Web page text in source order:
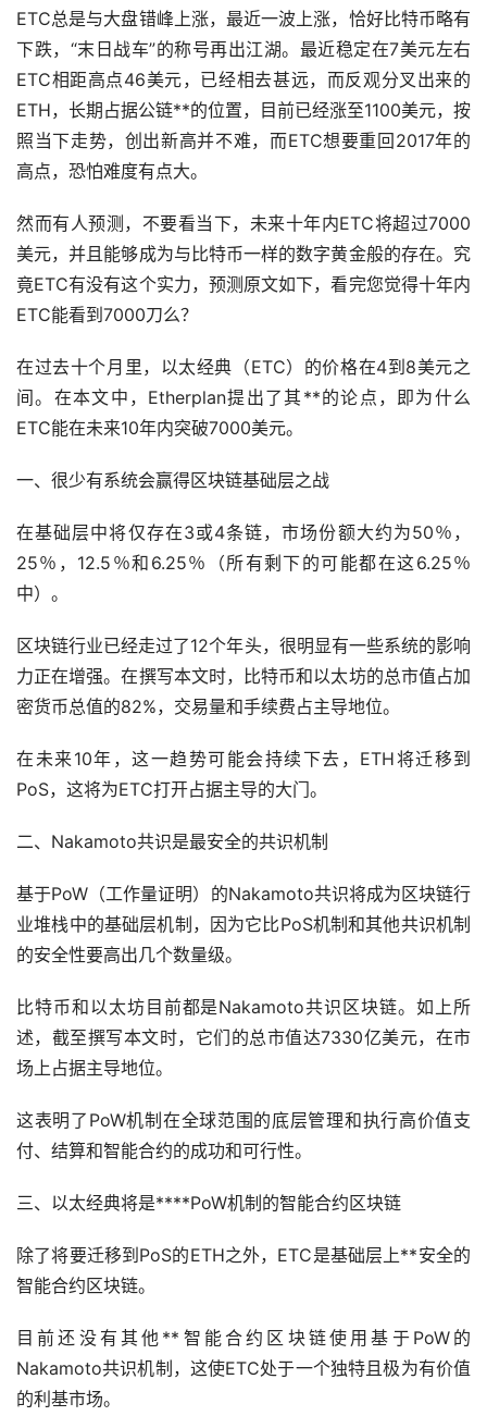
ETC总是与大盘错峰上涨，最近一波上涨，恰好比特币略有
下跌，“末日战车”的称号再出江湖。最近稳定在7美元左右
ETC相距高点46美元，已经相去甚远，而反观分叉出来的
ETH，长期占据公链**的位置，目前已经涨至1100美元，按
照当下走势，创出新高并不难，而ETC想要重回2017年的
高点，恐怕难度有点大。
然而有人预测，不要看当下，未来十年内ETC将超过7000
美元，并且能够成为与比特币一样的数字黄金般的存在。究
竟ETC有没有这个实力，预测原文如下，看完您觉得十年内
ETC能看到7000刀么？
在过去十个月里，以太经典（ETC）的价格在4到8美元之
间。在本文中，Etherplan提出了其**的论点，即为什么
ETC能在未来10年内突破7000美元。
一、很少有系统会赢得区块链基础层之战
在基础层中将仅存在3或4条链，市场份额大约为50％，
25％，12.5％和6.25％（所有剩下的可能都在这6.25％
中）。
区块链行业已经走过了12个年头，很明显有一些系统的影响
力正在增强。在撰写本文时，比特币和以太坊的总市值占加
密货币总值的82%，交易量和手续费占主导地位。
在未来10年，这一趋势可能会持续下去，ETH将迁移到
PoS，这将为ETC打开占据主导的大门。
二、Nakamoto共识是最安全的共识机制
基于PoW（工作量证明）的Nakamoto共识将成为区块链行
业堆栈中的基础层机制，因为它比PoS机制和其他共识机制
的安全性要高出几个数量级。
比特币和以太坊目前都是Nakamoto共识区块链。如上所
述，截至撰写本文时，它们的总市值达7330亿美元，在市
场上占据主导地位。
这表明了PoW机制在全球范围的底层管理和执行高价值支
付、结算和智能合约的成功和可行性。
三、以太经典将是****PoW机制的智能合约区块链
除了将要迁移到PoS的ETH之外，ETC是基础层上**安全的
智能合约区块链。
目前还没有其他**智能合约区块链使用基于PoW的
Nakamoto共识机制，这使ETC处于一个独特且极为有价值
的利基市场。